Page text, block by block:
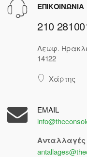
ΕΠΙΚΟΙΝΩΝΙΑ
210
Λεωφ.
14122
Χάρτης
EMAIL
Ανταλλαγές